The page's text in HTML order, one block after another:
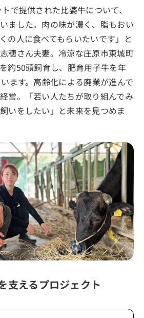
で提供された比婆牛について、
ました。肉の味が濃く、脂もおい
の人に食べてもらいたいです」と
穂さん夫妻。冷涼な庄原市東城町
約50頭飼育し、肥育用子牛を年
ます。高齢化による廃業が進んで
営。「若い人たちが取り組んでみ
いをしたい」と未来を見つめま
支えるプロジェクト